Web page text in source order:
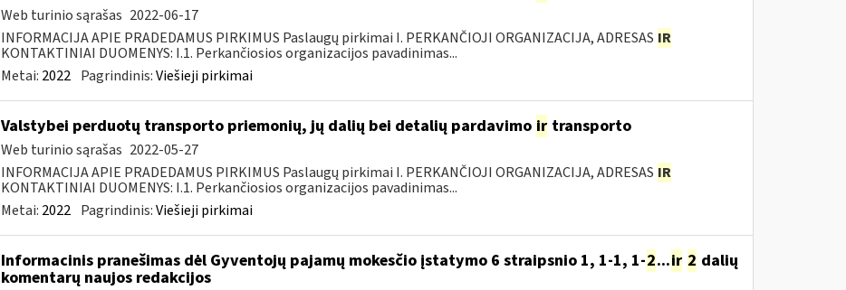
Web turinio sąrašas 2022-06-17
INFORMACIJA APIE PRADEDAMUS PIRKIMUS Paslaugų pirkimai I. PERKANČIOJI ORGANIZACIJA, ADRESAS IR
KONTAKTINIAI DUOMENYS: I.1. Perkančiosios organizacijos pavadinimas...
Metai: 2022 Pagrindinis:Viešieji pirkimai
Valstybei perduotų transporto priemonių, jų dalių bei detalių pardavimo irtransporto
Web turinio sąrašas 2022-05-27
INFORMACIJA APIE PRADEDAMUS PIRKIMUS Paslaugų pirkimai I. PERKANČIOJI ORGANIZACIJA, ADRESAS IR
KONTAKTINIAI DUOMENYS: I.1. Perkančiosios organizacijos pavadinimas...
Metai: 2022 Pagrindinis:Viešieji pirkimai
Informacinis pranešimas dėl Gyventojų pajamų mokesčio įstatymo 6 straipsnio 1, 1-1, 1-2...ir 2 dalių
komentarų naujos redakcijos